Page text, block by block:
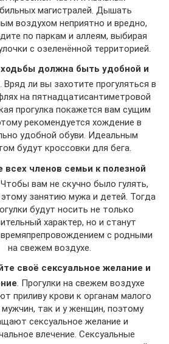
магистралей. Дышать
воздухом неприятно и вредно,
по паркам и аллеям, выбирая
с озеленённой территорией.
должна быть удобной и
. Вряд ли вы захотите прогуляться в
на пятнадцатисантиметровой
прогулка покажется вам сущим
рекомендуется хождение в
удобной обуви. Идеальным
будут кроссовки для бега.
всех членов семьи к полезной
вам не скучно было гулять,
занятию мужа и детей. Тогда
будут носить не только
характер, но и станут
с родными
на свежем воздухе.
своё сексуальное желание и
. Прогулки на свежем воздухе
приливу крови к органам малого
мужчин, так и у женщин, поэтому
сексуальное желание и
влечение. Сексуальные